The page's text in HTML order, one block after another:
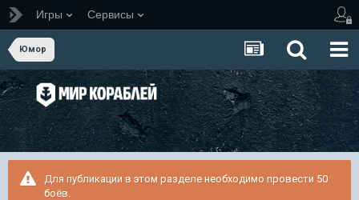
Игры Сервисы
Юмор
Для публикации в этом разделе необходимо провести 50
боёв.